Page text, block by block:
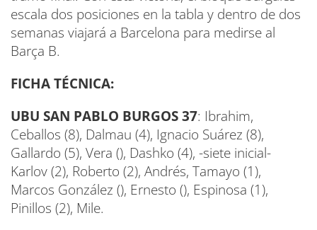
escala dos posiciones en la tabla y dentro de dos
semanas viajará a Barcelona para medirse al
Barça B.
FICHA TÉCNICA:
UBU SAN PABLO BURGOS 37: Ibrahim,
Ceballos (8), Dalmau (4), Ignacio Suárez (8),
Gallardo (5), Vera (), Dashko (4), -siete inicial-
Karlov (2), Roberto (2), Andrés, Tamayo (1),
Marcos González (), Ernesto (), Espinosa (1),
Pinillos (2), Mile.